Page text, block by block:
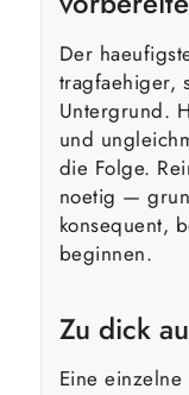
Der
tragfaehiger,
Untergrund.
und
die Folge.
noetig —
konsequent,
beginnen.
Zu dick
Eine